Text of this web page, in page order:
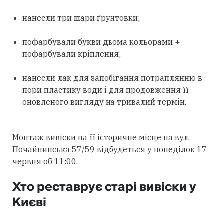
нанесли три шари ґрунтовки;
пофарбували букви двома кольорами +
пофарбували кріплення;
нанесли лак для запобігання потраплянню в
пори пластику води і для продовження її
оновленого вигляду на тривалий термін.
Монтаж вивіски на її історичне місце на вул.
Почайнинська 57/59 відбудеться у понеділок 17
червня об 11:00.
Хто реставрує старі вивіски у
Києві